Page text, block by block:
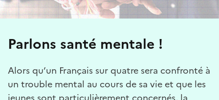
Parlons santé mentale !
Alors qu’un Français sur quatre sera confronté à
un trouble mental au cours de sa vie et que les
jeunes sont particulièrement concernés, la